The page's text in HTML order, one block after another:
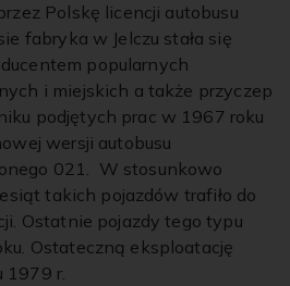
Polskę licencji autobusu
fabryka w Jelczu stała się
popularnych
i miejskich a także przyczep
podjętych prac w 1967 roku
wersji autobusu
021. W stosunkowo
takich pojazdów trafiło do
Ostatnie pojazdy tego typu
Ostateczną eksploatację
1979 r.